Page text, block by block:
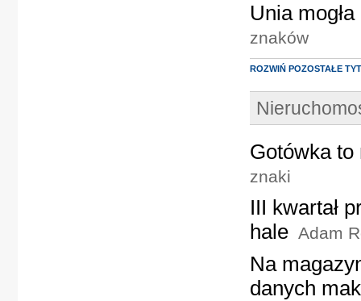
Unia
znaków
ROZWIŃ POZOSTAŁE
Gotówka
znaki
III kwartał
hale Adam
Na
danych